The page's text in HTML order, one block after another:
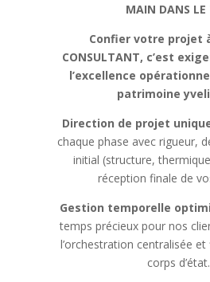
MAIN DANS LE
Confier votre projet à
CONSULTANT, c’est
l’excellence
patrimoine
Direction de projet
chaque phase avec rigueur,
initial (structure,
réception finale de
Gestion temporelle
temps précieux pour nos
l’orchestration centralisée
corps d’état.